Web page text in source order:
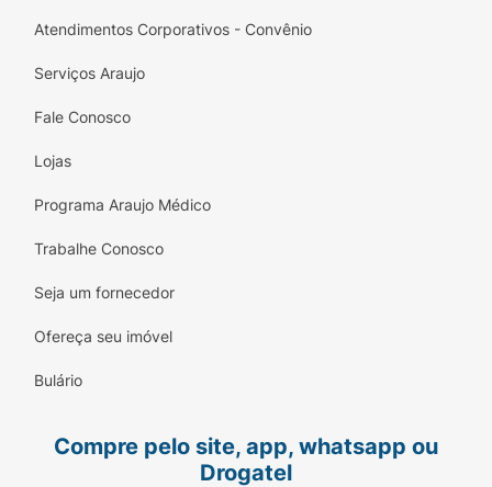
Atendimentos Corporativos - Convênio
Serviços Araujo
Fale Conosco
Lojas
Programa Araujo Médico
Trabalhe Conosco
Seja um fornecedor
Ofereça seu imóvel
Bulário
Compre pelo site, app, whatsapp ou
Drogatel